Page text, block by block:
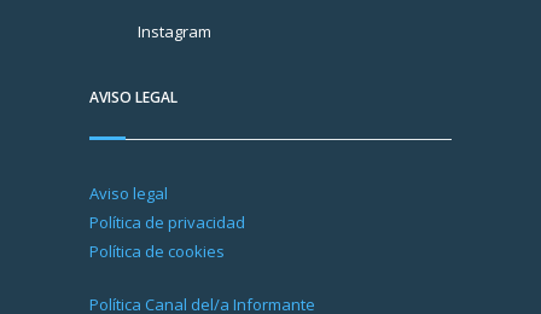
Instagram
AVISO LEGAL
Aviso legal
Política de privacidad
Política de cookies
Política Canal del/a Informante